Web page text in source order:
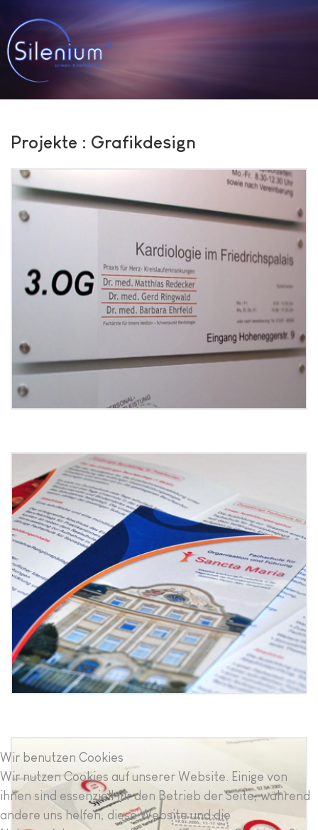
Projekte : Grafikdesign
Grafikdesign Kardiologie im
Friedrichspalais Bruchsal
Grafikdesign FSP Sancta Maria
Bruchsal
Grafikdesign Sylvia Hoyer
Bruchsal
Wir benutzen Cookies
Wir nutzen Cookies auf unserer Website. Einige von
ihnen sind essenziell für den Betrieb der Seite, während
andere uns helfen, diese Website und die